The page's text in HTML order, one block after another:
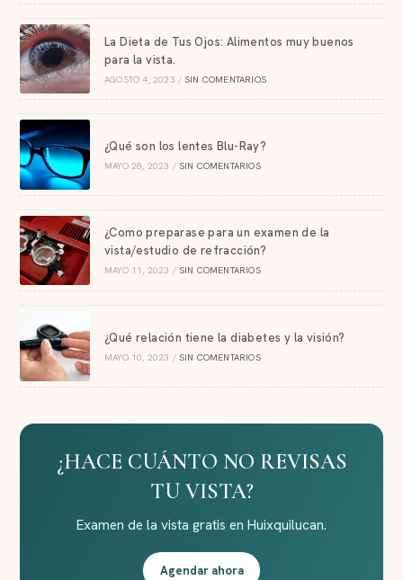
La Dieta de Tus Ojos: Alimentos muy buenos
para la vista.
AGOSTO 4, 2023 / SIN COMENTARIOS
¿Qué son los lentes Blu-Ray?
MAYO 28, 2023 / SIN COMENTARIOS
¿Como preparase para un examen de la
vista/estudio de refracción?
MAYO 11, 2023 / SIN COMENTARIOS
¿Qué relación tiene la diabetes y la visión?
MAYO 10, 2023 / SIN COMENTARIOS
¿HACE CUÁNTO NO REVISAS
TU VISTA?
Examen de la vista gratis en Huixquilucan.
Agendar ahora